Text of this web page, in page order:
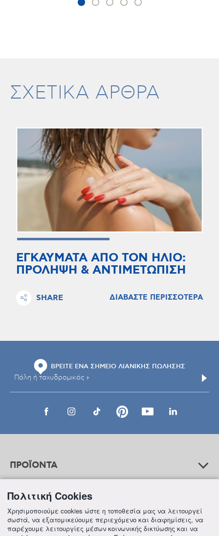
ΣΧΕΤΙΚΑ ΑΡΘΡΑ
ΕΓΚΑΥΜΑΤΑ ΑΠΟ ΤΟΝ ΗΛΙΟ:
ΠΡΟΛΗΨΗ & ΑΝΤΙΜΕΤΩΠΙΣΗ
SHARE ΔΙΑΒΑΣΤΕ ΠΕΡΙΣΣΟΤΕΡΑ
ΒΡΕΙΤΕ ΕΝΑ ΣΗΜΕΙΟ ΛΙΑΝΙΚΗΣ ΠΩΛΗΣΗΣ
ΠΡΟΪΟΝΤΑ
ΒΟΗΘΕΙΑ
Πολιτική Cookies
Χρησιμοποιούμε cookies ώστε η τοποθεσία μας να λειτουργεί
σωστά, να εξατομικεύουμε περιεχόμενο και διαφημίσεις, να
παρέχουμε λειτουργίες μέσων κοινωνικής δικτύωσης και να